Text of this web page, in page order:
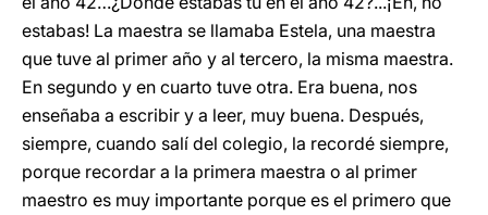
estabas! La maestra se llamaba Estela, una maestra
que tuve al primer año y al tercero, la misma maestra.
En segundo y en cuarto tuve otra. Era buena, nos
enseñaba a escribir y a leer, muy buena. Después,
siempre, cuando salí del colegio, la recordé siempre,
porque recordar a la primera maestra o al primer
maestro es muy importante porque es el primero que